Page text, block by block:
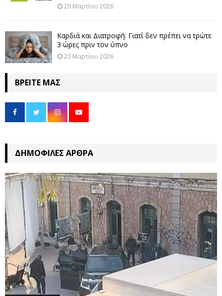
20 Μαρτίου 2026
Καρδιά και Διατροφή: Γιατί δεν πρέπει να τρώτε
3 ώρες πριν τον ύπνο
20 Μαρτίου 2026
ΒΡΕΊΤΕ ΜΑΣ
ΔΗΜΟΦΙΛΈΣ ΆΡΘΡΑ